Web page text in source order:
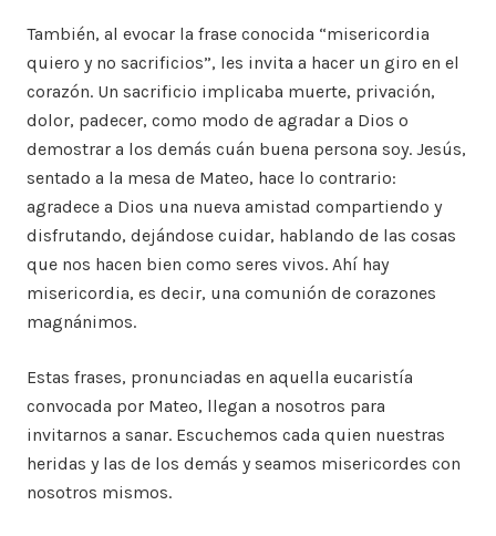
También, al evocar la frase conocida “misericordia
quiero y no sacrificios”, les invita a hacer un giro en el
corazón. Un sacrificio implicaba muerte, privación,
dolor, padecer, como modo de agradar a Dios o
demostrar a los demás cuán buena persona soy. Jesús,
sentado a la mesa de Mateo, hace lo contrario:
agradece a Dios una nueva amistad compartiendo y
disfrutando, dejándose cuidar, hablando de las cosas
que nos hacen bien como seres vivos. Ahí hay
misericordia, es decir, una comunión de corazones
magnánimos.
Estas frases, pronunciadas en aquella eucaristía
convocada por Mateo, llegan a nosotros para
invitarnos a sanar. Escuchemos cada quien nuestras
heridas y las de los demás y seamos misericordes con
nosotros mismos.